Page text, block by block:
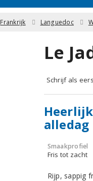
Frankrijk Languedoc
Le
Schrijf als
alledag
Smaakprofiel
Fris tot zacht
Rijp, sappig